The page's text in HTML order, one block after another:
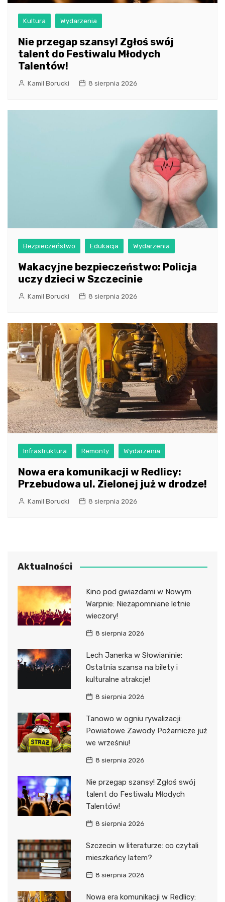
Kultura Wydarzenia
Nie przegap szansy! Zgłoś swój
talent do Festiwalu Młodych
Talentów!
Kamil Borucki 8 sierpnia 2026
Bezpieczeństwo Edukacja Wydarzenia
Wakacyjne bezpieczeństwo: Policja
uczy dzieci w Szczecinie
Kamil Borucki 8 sierpnia 2026
Infrastruktura Remonty Wydarzenia
Nowa era komunikacji w Redlicy:
Przebudowa ul. Zielonej już w drodze!
Kamil Borucki 8 sierpnia 2026
Aktualności
Kino pod gwiazdami w Nowym
Warpnie: Niezapomniane letnie
wieczory!
8 sierpnia 2026
Lech Janerka w Słowianinie:
Ostatnia szansa na bilety i
kulturalne atrakcje!
8 sierpnia 2026
Tanowo w ogniu rywalizacji:
Powiatowe Zawody Pożarnicze już
we wrześniu!
8 sierpnia 2026
Nie przegap szansy! Zgłoś swój
talent do Festiwalu Młodych
Talentów!
8 sierpnia 2026
Szczecin w literaturze: co czytali
mieszkańcy latem?
8 sierpnia 2026
Nowa era komunikacji w Redlicy: